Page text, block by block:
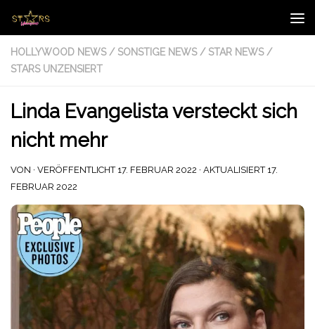
Zum Inhalt springen
HOLLYWOOD NEWS / SONSTIGE NEWS / STAR NEWS /
STARS UNZENSIERT
Linda Evangelista versteckt sich
nicht mehr
VON · VERÖFFENTLICHT 17. FEBRUAR 2022 · AKTUALISIERT 17.
FEBRUAR 2022